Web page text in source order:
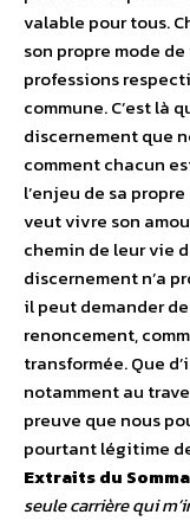
valable pour tous.
son propre mode
professions
commune. C’est là
discernement que
comment chacun
l’enjeu de sa
veut vivre son
chemin de leur vie
discernement n’a
il peut demander
renoncement,
transformée. Que
notamment au
preuve que nous
pourtant légitime
Extraits du
seule carrière qui